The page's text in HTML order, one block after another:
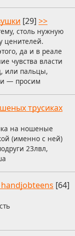
[29] >>
столь нужную
ценителей.
да и в реале
чувства власти
или пальцы,
— просим
трусиках
на ношеные
(именно с ней)
23лвл,
[64]